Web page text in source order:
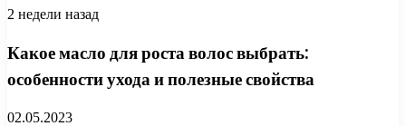
2 недели назад
Какое масло для роста волос выбрать:
особенности ухода и полезные свойства
02.05.2023